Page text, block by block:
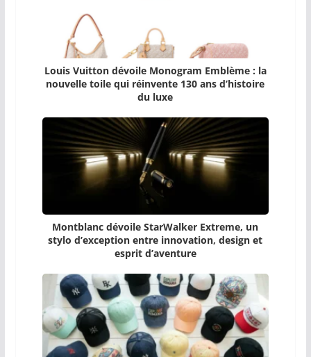
Louis Vuitton dévoile Monogram Emblème : la
nouvelle toile qui réinvente 130 ans d’histoire
du luxe
Montblanc dévoile StarWalker Extreme, un
stylo d’exception entre innovation, design et
esprit d’aventure